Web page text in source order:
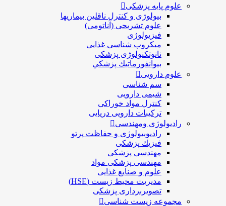
علوم پایه پزشکی
بیولوژی و کنترل ناقلین بیماریها
علوم تشریحی (آناتومی)
فیزیولوژی
ميكروب شناسی غذایی
نانوتکنولوژی پزشکی
بيوانفورماتيك پزشكي
علوم دارویی
سم شناسی
شیمی دارویی
کنترل مواد خوراکی
ترکیبات دارویی دریایی
رادیولوژی ومهندسی
رادیوبیولوژی و حفاظت پرتو
فيزيك پزشکی
مهندسی پزشکی
مهندسی پزشکی مواد
علوم و صنايع غذایی
مدیریت محیط زیست (HSE)
تصویربرداری پزشکی
مجموعه زیست شناسی